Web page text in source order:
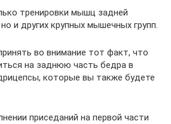
тренировки мышц задней
и других крупных мышечных групп.
во внимание тот факт, что
на заднюю часть бедра в
которые вы также будете
приседаний на первой части